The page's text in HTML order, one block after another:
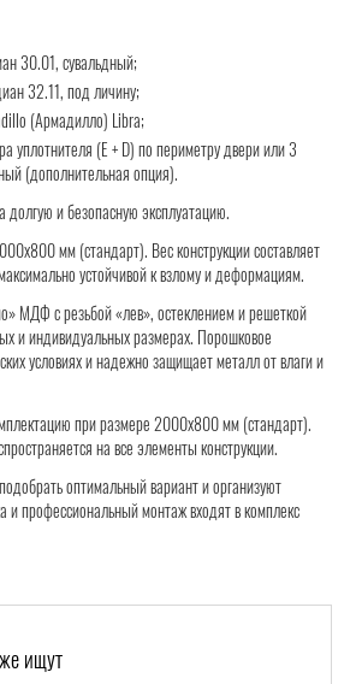
30.01, сувальдный;
32.11, под личину;
(Армадилло) Libra;
уплотнителя (Е + D) по периметру двери или 3
(дополнительная опция).
долгую и безопасную эксплуатацию.
мм (стандарт). Вес конструкции составляет
устойчивой к взлому и деформациям.
МДФ с резьбой «лев», остеклением и решеткой
и индивидуальных размерах. Порошковое
условиях и надежно защищает металл от влаги и
при размере 2000x800 мм (стандарт).
на все элементы конструкции.
оптимальный вариант и организуют
и профессиональный монтаж входят в комплекс
ищут